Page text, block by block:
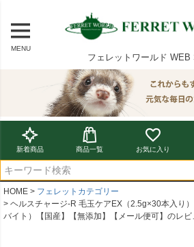
MENU
フェレットワールド WEB
新着商品 商品一覧 お気に入り
HOME
フェレットカテゴリー
ヘルスチャージ-R 毛玉ケアEX（2.5g×30本入り
バイト）【国産】【無添加】【メール便可】のレビ